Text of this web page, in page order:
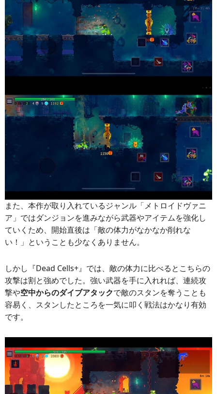
また、本作が取り入れているジャンル「メトロイドヴァニ
ア」ではダンジョンを進みながら武器やアイテムを強化し
ていくため、開始直後は「敵の体力がなかなか削れな
い！」ということも少なくありません。
しかし『Dead Cells+』では、敵の体力に比べるとこちらの
攻撃は割と強めでした。強い武器を手に入れれば、連続攻
撃や空中からのダイブアタックで敵のスタンを奪うことも
容易く、スタンしたところを一気に叩く戦法はかなり有効
です。